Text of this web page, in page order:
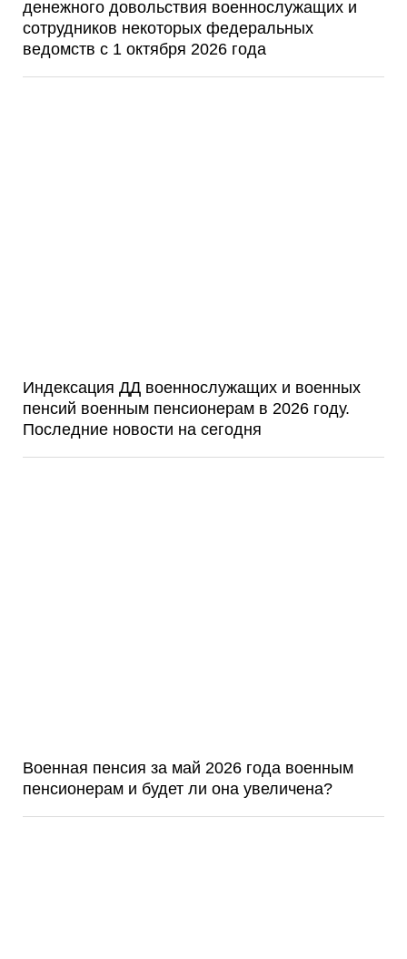
денежного довольствия военнослужащих и
сотрудников некоторых федеральных
ведомств с 1 октября 2026 года
Индексация ДД военнослужащих и военных
пенсий военным пенсионерам в 2026 году.
Последние новости на сегодня
Военная пенсия за май 2026 года военным
пенсионерам и будет ли она увеличена?